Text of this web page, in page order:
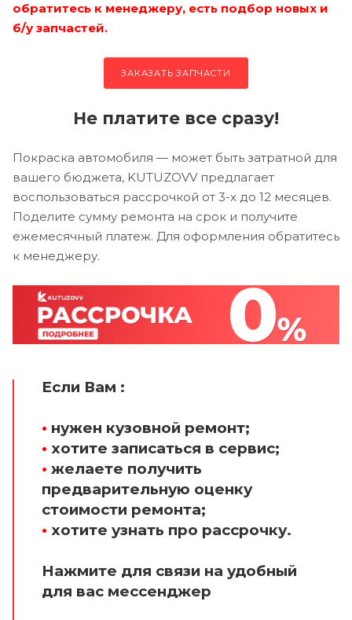
обратитесь к менеджеру, есть подбор новых и
б/у запчастей.
ЗАКАЗАТЬ ЗАПЧАСТИ
Не платите все сразу!
Покраска автомобиля — может быть затратной для
вашего бюджета, KUTUZOVV предлагает
воспользоваться рассрочкой от 3-х до 12 месяцев.
Поделите сумму ремонта на срок и получите
ежемесячный платеж. Для оформления обратитесь
к менеджеру.
Если Вам :
• нужен кузовной ремонт;
• хотите записаться в сервис;
• желаете получить
предварительную оценку
стоимости ремонта;
• хотите узнать про рассрочку.
Нажмите для связи на удобный
для вас мессенджер